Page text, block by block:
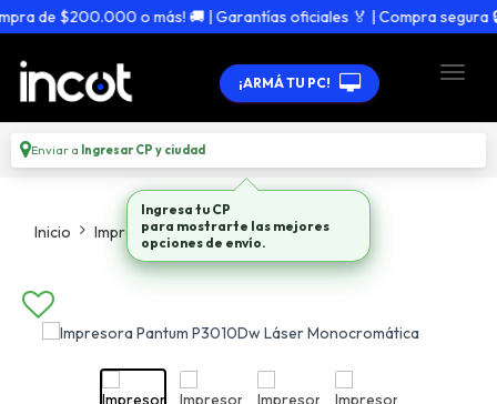
de $200.000 o más! 🚚 | Garantías oficiales 🏅 | Compra segura 🔒
¡ARMÁ TU PC!
Enviar a Ingresar CP y ciudad
Inicio Impresion Laser
Ingresa tu CP
para mostrarte las mejores
opciones de envío.